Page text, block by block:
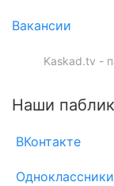
Вакансии
Kaskad.tv -
Наши
ВКонтакте
Одноклассники